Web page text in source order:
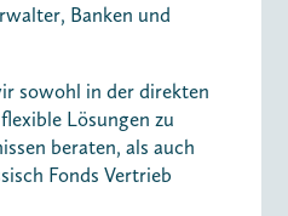
Banken und
sowohl in der direkten
Lösungen zu
beraten, als auch
Fonds Vertrieb